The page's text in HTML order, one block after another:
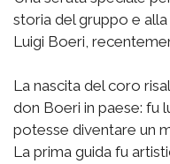
storia del gruppo e
Luigi Boeri,
La nascita del coro
don Boeri in paese: fu
potesse diventare un
La prima guida fu